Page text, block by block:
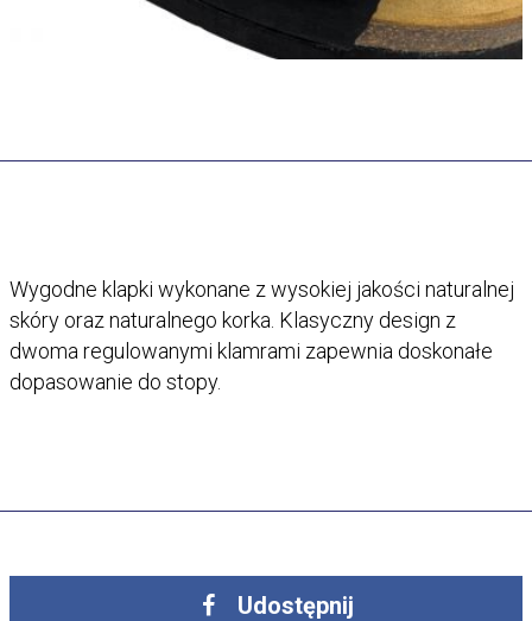
Wygodne klapki wykonane z wysokiej jakości naturalnej
skóry oraz naturalnego korka. Klasyczny design z
dwoma regulowanymi klamrami zapewnia doskonałe
dopasowanie do stopy.
Udostępnij